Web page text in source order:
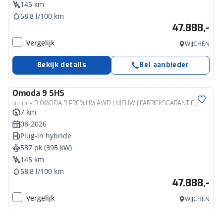
145 km
58,8 l/100 km
47.888,-
Vergelijk WIJCHEN
Bekijk details Bel aanbieder
Omoda 9 SHS
omoda 9 OMODA 9 PREMIUM AWD | NIEUW | FABRIEKSGARANTIE | 145 KM EV 4WD 4X4
7 km
08-2026
Plug-in hybride
537 pk (395 kW)
145 km
58,8 l/100 km
47.888,-
Vergelijk WIJCHEN